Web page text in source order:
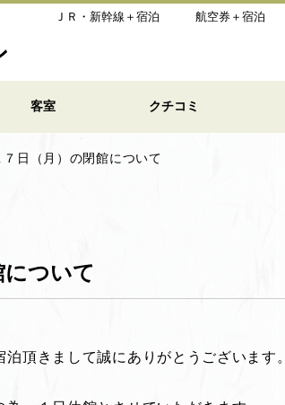
ＪＲ・新幹線＋宿泊 航空券＋宿泊
客室 クチコミ
７日（月）の閉館について
について
頂きまして誠にありがとうございます。